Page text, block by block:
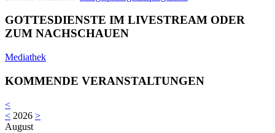
GOTTESDIENSTE IM LIVESTREAM ODER
ZUM NACHSCHAUEN
Mediathek
KOMMENDE VERANSTALTUNGEN
<
< 2026 >
August